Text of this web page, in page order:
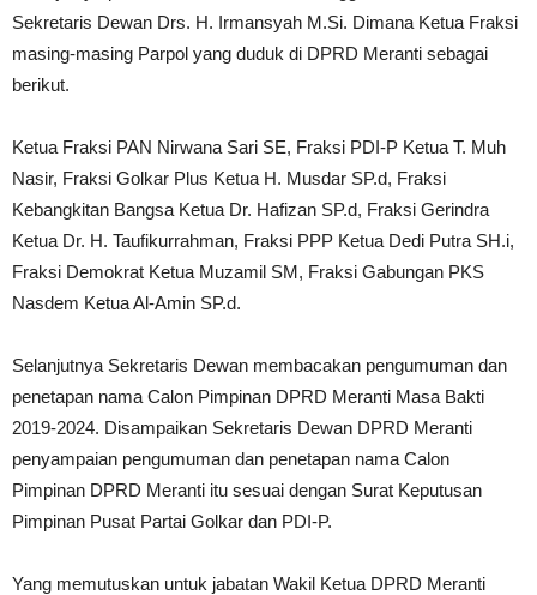
Sekretaris Dewan Drs. H. Irmansyah M.Si. Dimana Ketua Fraksi
masing-masing Parpol yang duduk di DPRD Meranti sebagai
berikut.
Ketua Fraksi PAN Nirwana Sari SE, Fraksi PDI-P Ketua T. Muh
Nasir, Fraksi Golkar Plus Ketua H. Musdar SP.d, Fraksi
Kebangkitan Bangsa Ketua Dr. Hafizan SP.d, Fraksi Gerindra
Ketua Dr. H. Taufikurrahman, Fraksi PPP Ketua Dedi Putra SH.i,
Fraksi Demokrat Ketua Muzamil SM, Fraksi Gabungan PKS
Nasdem Ketua Al-Amin SP.d.
Selanjutnya Sekretaris Dewan membacakan pengumuman dan
penetapan nama Calon Pimpinan DPRD Meranti Masa Bakti
2019-2024. Disampaikan Sekretaris Dewan DPRD Meranti
penyampaian pengumuman dan penetapan nama Calon
Pimpinan DPRD Meranti itu sesuai dengan Surat Keputusan
Pimpinan Pusat Partai Golkar dan PDI-P.
Yang memutuskan untuk jabatan Wakil Ketua DPRD Meranti